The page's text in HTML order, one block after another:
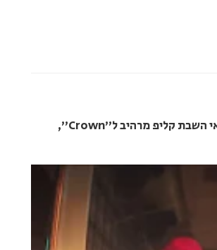
אמן המוזיקה החסידית מארה"ב, יוני Z (יוני זיגלבוים) משחרר במוצאי השבת קליפ מרהיב ל"Crown",